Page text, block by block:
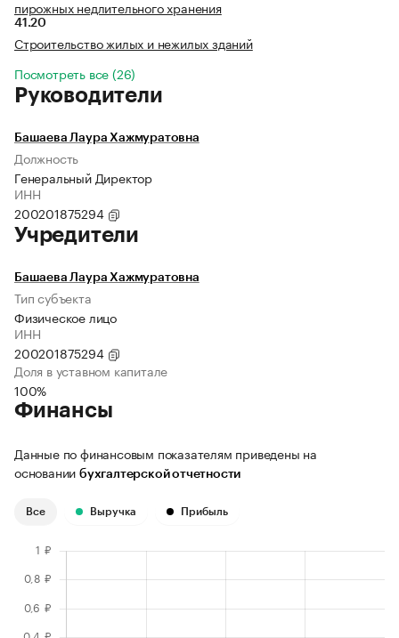
пирожных недлительного хранения
41.20
Строительство жилых и нежилых зданий
Посмотреть все (26)
Руководители
Башаева Лаура Хажмуратовна
Должность
Генеральный Директор
ИНН
200201875294
Учредители
Башаева Лаура Хажмуратовна
Тип субъекта
Физическое лицо
ИНН
200201875294
Доля в уставном капитале
100%
Финансы
Данные по финансовым показателям приведены на
основании бухгалтерской отчетности
Все Выручка Прибыль